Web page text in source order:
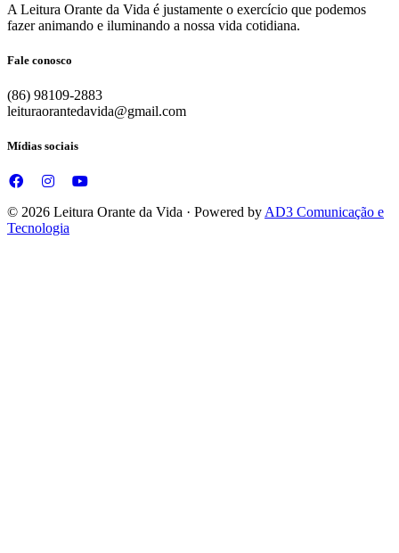
A Leitura Orante da Vida é justamente o exercício que podemos
fazer animando e iluminando a nossa vida cotidiana.
Fale conosco
(86) 98109-2883
leituraorantedavida@gmail.com
Mídias sociais
© 2026 Leitura Orante da Vida · Powered by AD3 Comunicação e
Tecnologia